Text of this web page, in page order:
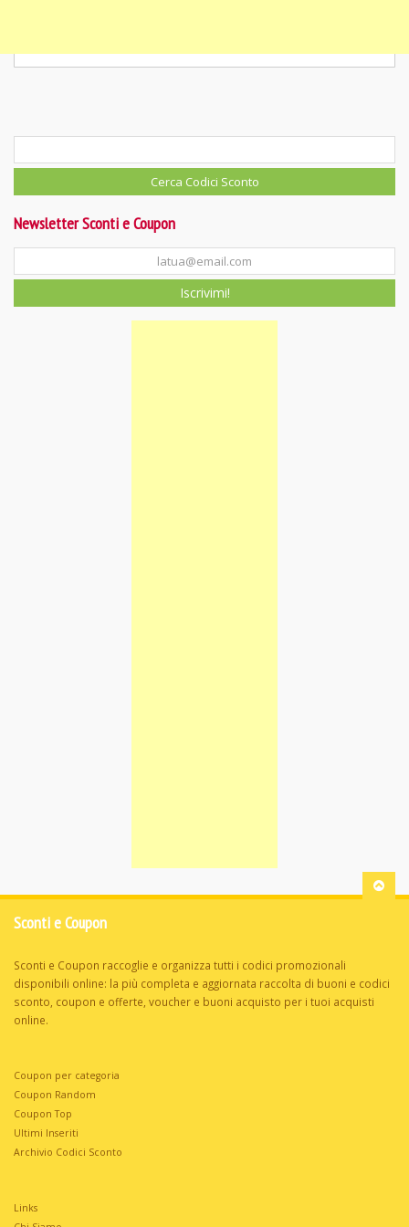
Newsletter Sconti e Coupon
Iscrivimi!
Sconti e Coupon
Sconti e Coupon raccoglie e organizza tutti i codici promozionali
disponibili online: la più completa e aggiornata raccolta di buoni e codici
sconto, coupon e offerte, voucher e buoni acquisto per i tuoi acquisti
online.
Coupon per categoria
Coupon Random
Coupon Top
Ultimi Inseriti
Archivio Codici Sconto
Links